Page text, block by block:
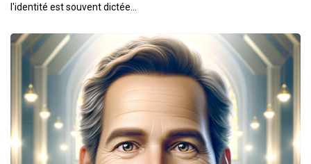
l'identité est souvent dictée...